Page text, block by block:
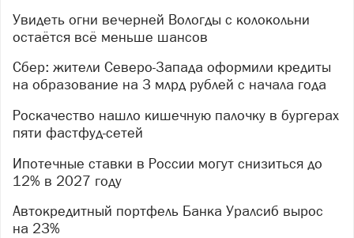
Увидеть огни вечерней Вологды с колокольни
остаётся всё меньше шансов
Сбер: жители Северо-Запада оформили кредиты
на образование на 3 млрд рублей с начала года
Роскачество нашло кишечную палочку в бургерах
пяти фастфуд-сетей
Ипотечные ставки в России могут снизиться до
12% в 2027 году
Автокредитный портфель Банка Уралсиб вырос
на 23%